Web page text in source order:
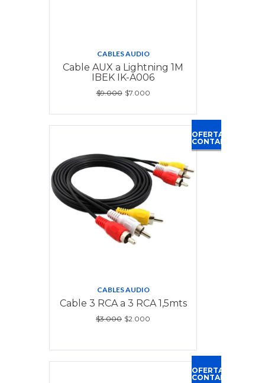
CABLES AUDIO
Cable AUX a Lightning 1M
IBEK IK-A006
$9.000 $7.000
OFERTA
CONTADO
CABLES AUDIO
Cable 3 RCA a 3 RCA 1,5mts
$3.000 $2.000
OFERTA
CONTADO